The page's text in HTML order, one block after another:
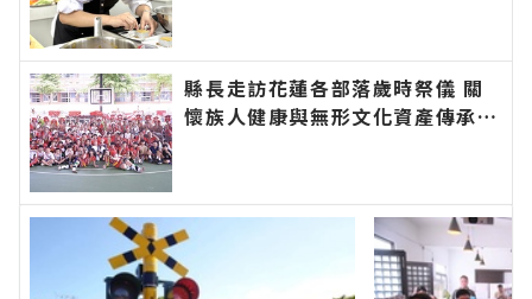
資訊！
縣長走訪花蓮各部落歲時祭儀 關
懷族人健康與無形文化資產傳承：
的今日新聞報導 最新的在地資
訊！